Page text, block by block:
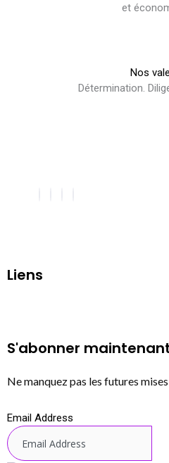
et
Nos
Détermination.
Liens
S'abonner
Ne manquez pas les futures
Email Address